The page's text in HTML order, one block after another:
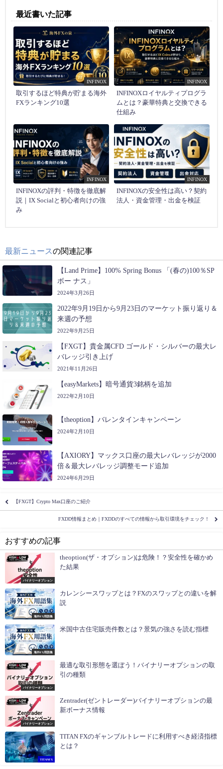
最近書いた記事
INFINOX
取引するほど特典が貯まる海外
FXランキング10選
INFINOX
INFINOXロイヤルティプログラ
ムとは？豪華特典と交換できる
仕組み
INFINOX
INFINOXの評判・特徴を徹底解
説｜IX Socialと初心者向けの強
み
INFINOX
INFINOXの安全性は高い？契約
法人・資金管理・出金を検証
最新ニュースの関連記事
【Land Prime】100% Spring Bonus 「(春の)100％SP
ボー ナス」
2024年3月26日
2022年9月19日から9月23日のマーケット振り返り＆
来週の予想
2022年9月25日
【FXGT】貴金属CFD ゴールド・シルバーの最大レ
バレッジ引き上げ
2021年11月26日
【easyMarkets】暗号通貨3銘柄を追加
2022年2月10日
【theoption】バレンタインキャンペーン
2024年2月10日
【AXIORY】マックス口座の最大レバレッジが2000
倍＆最大レバレッジ調整モード追加
2024年6月29日
【FXGT】Crypto Max口座のご紹介
FXDD情報まとめ｜FXDDのすべての情報から取引環境をチェック！
おすすめの記事
バイナリーオプション
theoption(ザ・オプション)は危険！？安全性を確かめ
た結果
海外FX用語集
カレンシースワップとは？FXのスワップとの違いを解
説
海外FX用語集
米国中古住宅販売件数とは？景気の強さを読む指標
バイナリーオプション
最適な取引形態を選ぼう！バイナリーオプションの取
引の種類
バイナリーオプション
Zentrader(ゼントレーダー)バイナリーオプションの最
新ボーナス情報
TITANFX
TITAN FXのギャンブルトレードに利用すべき経済指標
とは？